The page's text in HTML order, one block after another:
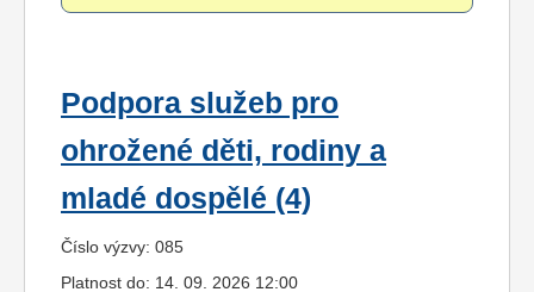
Podpora služeb pro
ohrožené děti, rodiny a
mladé dospělé (4)
Číslo výzvy: 085
Platnost do: 14. 09. 2026 12:00